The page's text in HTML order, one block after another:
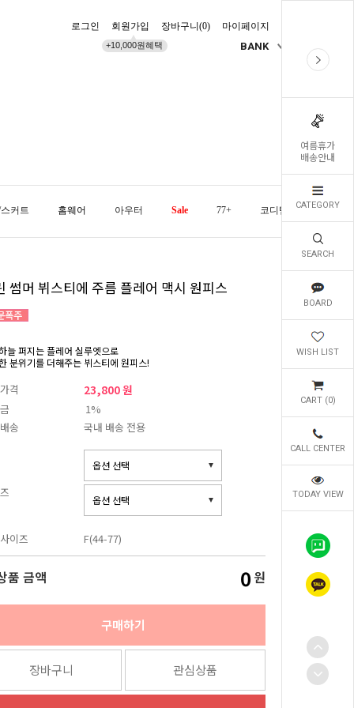
여름휴가
배송안내
CATEGORY
SEARCH
BOARD
WISH LIST
CART (0)
CALL CENTER
TODAY VIEW
로그인 회원가입
+10,000원혜택
장바구니(0) 마이페이지
BANK
커트 홈웨어 아우터 Sale 77+ 코디템 오늘발송
썸머 뷔스티에 주름 플레어 맥시 원피스
늘 퍼지는 플레어 실루엣으로
분위기를 더해주는 뷔스티에 원피스!
격 23,800 원
1%
송
국내 배송 전용
이즈 F(44-77)
품 금액 0 원
구매하기
장바구니 관심상품